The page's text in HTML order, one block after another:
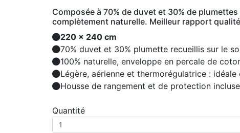
Composée à 70% de duvet et 30% de
complètement naturelle. Meilleur rapport
220 x 240 cm
70% duvet et 30% plumette recueillis sur le
100% naturelle, enveloppe en percale de
Légère, aérienne et thermorégulatrice : idéale
Housse de rangement et de protection incluse
Quantité